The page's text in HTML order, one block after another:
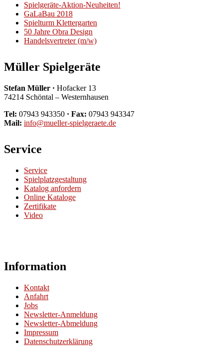
Spielgeräte-Aktion-Neuheiten!
GaLaBau 2018
Spielturm Klettergarten
50 Jahre Obra Design
Handelsvertreter (m/w)
Müller Spielgeräte
Stefan Müller · Hofacker 13
74214 Schöntal – Westernhausen
Tel: 07943 943350 · Fax: 07943 943347
Mail: info@mueller-spielgeraete.de
Service
Service
Spielplatzgestaltung
Katalog anfordern
Online Kataloge
Zertifikate
Video
Information
Kontakt
Anfahrt
Jobs
Newsletter-Anmeldung
Newsletter-Abmeldung
Impressum
Datenschutzerklärung